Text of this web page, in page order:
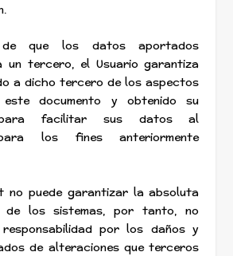
que los datos aportados
un tercero, el Usuario garantiza
a dicho tercero de los aspectos
este documento y obtenido su
para facilitar sus datos al
los fines anteriormente
no puede garantizar la absoluta
de los sistemas, por tanto, no
responsabilidad por los daños y
de alteraciones que terceros